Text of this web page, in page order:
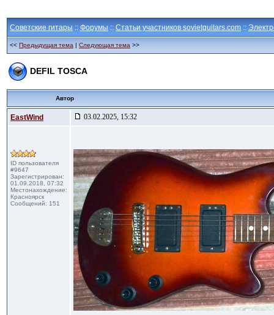
Советские гитары :: Форумы :: Статьи участников sovietguitars.com ::
<< Предыдущая тема | Следующая тема >>
DEFIL TOSCA
Автор
EastWind 03.02.2025, 15:32
ID пользователя
#9647
Зарегистрирован:
01.09.2018, 07:32
Местонахождение:
Красноярск
Сообщений: 151